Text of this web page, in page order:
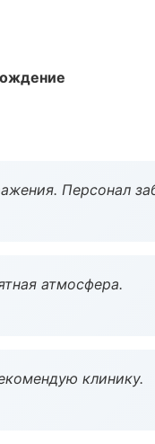
Персонал
атмосфера.
клинику.